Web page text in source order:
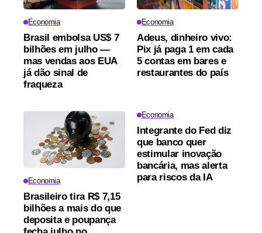
Economia
Brasil embolsa US$ 7
bilhões em julho —
mas vendas aos EUA
já dão sinal de
fraqueza
Economia
Adeus, dinheiro vivo:
Pix já paga 1 em cada
5 contas em bares e
restaurantes do país
Economia
Brasileiro tira R$ 7,15
bilhões a mais do que
deposita e poupança
Economia
Integrante do Fed diz
que banco quer
estimular inovação
bancária, mas alerta
para riscos da IA